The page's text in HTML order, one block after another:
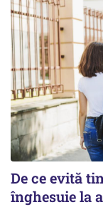
De ce evită
înghesuie la